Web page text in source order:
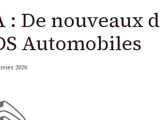
: De nouveaux
Automobiles
2020